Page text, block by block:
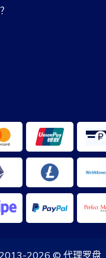
2013-2026 © 代理罗盘